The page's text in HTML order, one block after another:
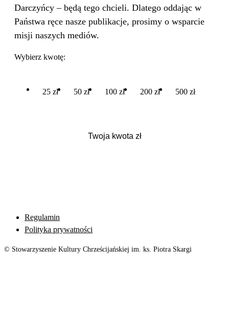
Darczyńcy – będą tego chcieli. Dlatego oddając w
Państwa ręce nasze publikacje, prosimy o wsparcie
misji naszych mediów.
Wybierz kwotę:
25 zł 50 zł 100 zł 200 zł 500 zł
Regulamin
Polityka prywatności
© Stowarzyszenie Kultury Chrześcijańskiej im. ks. Piotra Skargi